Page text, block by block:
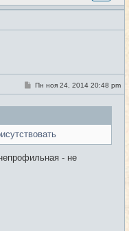
#21
С
о
е
н
Пн ноя 24, 2014 20:48 pm
- не